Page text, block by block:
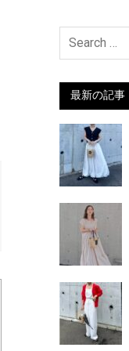
最新の記事